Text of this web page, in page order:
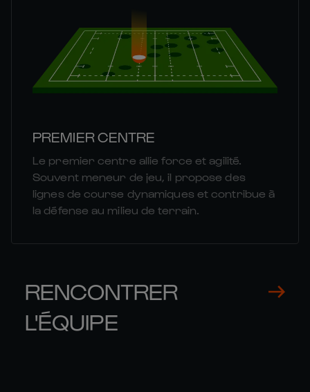
PREMIER CENTRE
Le premier centre allie force et agilité.
Souvent meneur de jeu, il propose des
lignes de course dynamiques et contribue à
la défense au milieu de terrain.
RENCONTRER
L'ÉQUIPE